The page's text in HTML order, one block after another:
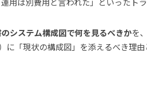
用は別費用と言われた」といったトラ
システム構成図で何を見るべきかを
に「現状の構成図」を添えるべき理